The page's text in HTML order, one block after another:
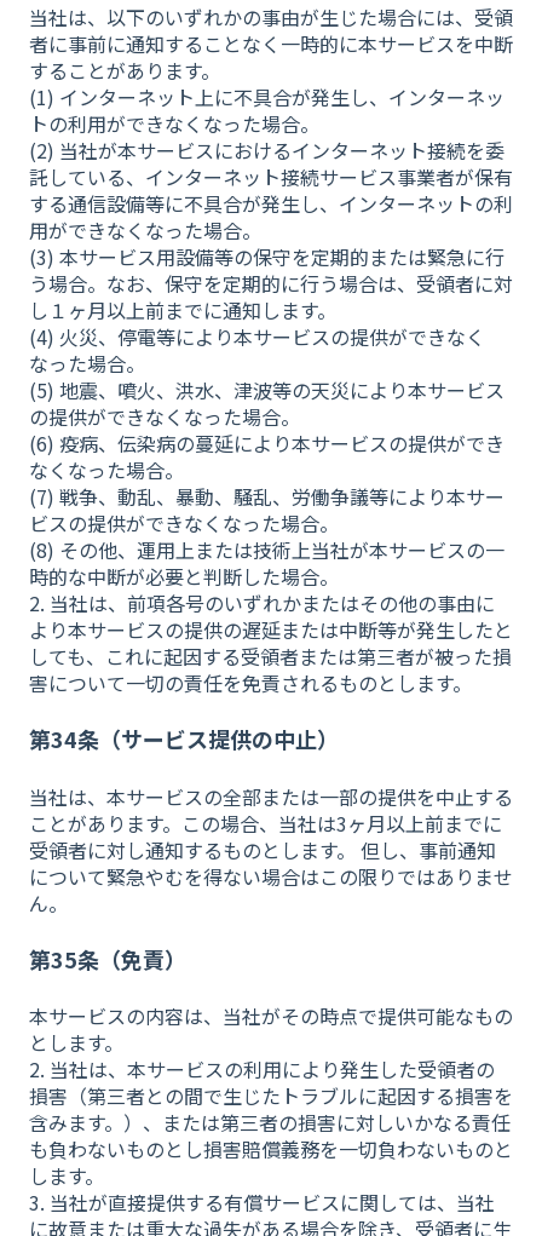
当社は、以下のいずれかの事由が生じた場合には、受領
者に事前に通知することなく一時的に本サービスを中断
することがあります。
(1) インターネット上に不具合が発生し、インターネッ
トの利用ができなくなった場合。
(2) 当社が本サービスにおけるインターネット接続を委
託している、インターネット接続サービス事業者が保有
する通信設備等に不具合が発生し、インターネットの利
用ができなくなった場合。
(3) 本サービス用設備等の保守を定期的または緊急に行
う場合。なお、保守を定期的に行う場合は、受領者に対
し１ヶ月以上前までに通知します。
(4) 火災、停電等により本サービスの提供ができなく
なった場合。
(5) 地震、噴火、洪水、津波等の天災により本サービス
の提供ができなくなった場合。
(6) 疫病、伝染病の蔓延により本サービスの提供ができ
なくなった場合。
(7) 戦争、動乱、暴動、騒乱、労働争議等により本サー
ビスの提供ができなくなった場合。
(8) その他、運用上または技術上当社が本サービスの一
時的な中断が必要と判断した場合。
2. 当社は、前項各号のいずれかまたはその他の事由に
より本サービスの提供の遅延または中断等が発生したと
しても、これに起因する受領者または第三者が被った損
害について一切の責任を免責されるものとします。
第34条（サービス提供の中止）
当社は、本サービスの全部または一部の提供を中止する
ことがあります。この場合、当社は3ヶ月以上前までに
受領者に対し通知するものとします。 但し、事前通知
について緊急やむを得ない場合はこの限りではありませ
ん。
第35条（免責）
本サービスの内容は、当社がその時点で提供可能なもの
とします。
2. 当社は、本サービスの利用により発生した受領者の
損害（第三者との間で生じたトラブルに起因する損害を
含みます。）、または第三者の損害に対しいかなる責任
も負わないものとし損害賠償義務を一切負わないものと
します。
3. 当社が直接提供する有償サービスに関しては、当社
に故意または重大な過失がある場合を除き、受領者に生